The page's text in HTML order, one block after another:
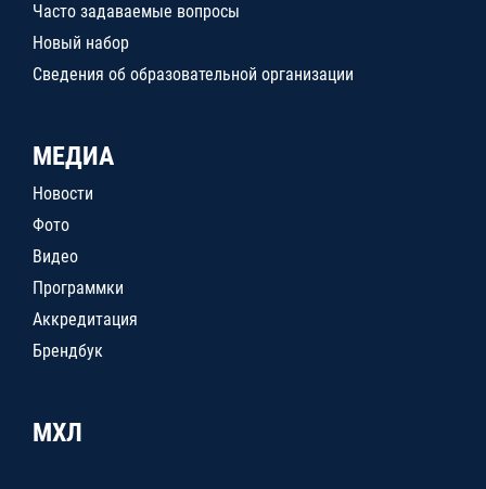
Часто задаваемые вопросы
Новый набор
Сведения об образовательной организации
МЕДИА
Новости
Фото
Видео
Программки
Аккредитация
Брендбук
МХЛ